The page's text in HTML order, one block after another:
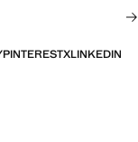
PINTERESTXLINKEDIN